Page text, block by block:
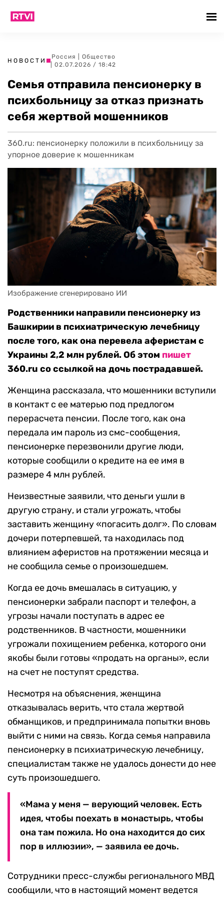
НОВОСТИ
Россия
Общество
| 02.07.2026 / 18:42
Семья отправила пенсионерку в
психбольницу за отказ признать
себя жертвой мошенников
360.ru: пенсионерку положили в психбольницу за
упорное доверие к мошенникам
Изображение сгенерировано ИИ
Родственники направили пенсионерку из
Башкирии в психиатрическую лечебницу
после того, как она перевела аферистам с
Украины 2,2 млн рублей. Об этом пишет
360.ru со ссылкой на дочь пострадавшей.
Женщина рассказала, что мошенники вступили
в контакт с ее матерью под предлогом
перерасчета пенсии. После того, как она
передала им пароль из смс-сообщения,
пенсионерке перезвонили другие люди,
которые сообщили о кредите на ее имя в
размере 4 млн рублей.
Неизвестные заявили, что деньги ушли в
другую страну, и стали угрожать, чтобы
заставить женщину «погасить долг». По словам
дочери потерпевшей, та находилась под
влиянием аферистов на протяжении месяца и
не сообщила семье о произошедшем.
Когда ее дочь вмешалась в ситуацию, у
пенсионерки забрали паспорт и телефон, а
угрозы начали поступать в адрес ее
родственников. В частности, мошенники
угрожали похищением ребенка, которого они
якобы были готовы «продать на органы», если
на счет не поступят средства.
Несмотря на объяснения, женщина
отказывалась верить, что стала жертвой
обманщиков, и предпринимала попытки вновь
выйти с ними на связь. Когда семья направила
пенсионерку в психиатрическую лечебницу,
специалистам также не удалось донести до нее
суть произошедшего.
«Мама у меня — верующий человек. Есть
идея, чтобы поехать в монастырь, чтобы
она там пожила. Но она находится до сих
пор в иллюзии», — заявила ее дочь.
Сотрудники пресс-службы регионального МВД
сообщили, что в настоящий момент ведется